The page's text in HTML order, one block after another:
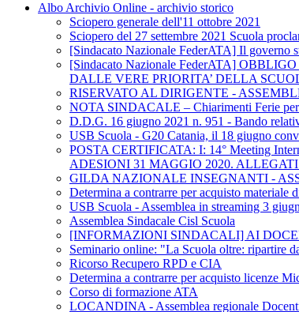
Albo Archivio Online - archivio storico
Sciopero generale dell'11 ottobre 2021
Sciopero del 27 settembre 2021 Scuola
[Sindacato Nazionale FederATA] Il governo
[Sindacato Nazionale FederATA]
DALLE VERE PRIORITA’ DELLA
RISERVATO AL DIRIGENTE -
NOTA SINDACALE – Chiarimenti Ferie
D.D.G. 16 giugno 2021 n. 951 - Bando
USB Scuola - G20 Catania, il 18 giugno
POSTA CERTIFICATA: I: 14° Meeting
ADESIONI 31 MAGGIO 2020.
GILDA NAZIONALE INSEGNANTI -
Determina a contrarre per acquisto
USB Scuola - Assemblea in streaming 3
Assemblea Sindacale Cisl Scuola
[INFORMAZIONI SINDACALI] AI
Seminario online: "La Scuola oltre: ripartire
Ricorso Recupero RPD e CIA
Determina a contrarre per acquisto licenze
Corso di formazione ATA
LOCANDINA - Assemblea regionale